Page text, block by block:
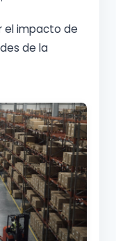
el impacto de
de la